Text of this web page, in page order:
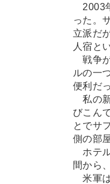
2003
った。
立派だ
人宿と
戦争
ルの一
便利だ
私の
びこん
とでサ
側の部
ホテ
間から
米軍